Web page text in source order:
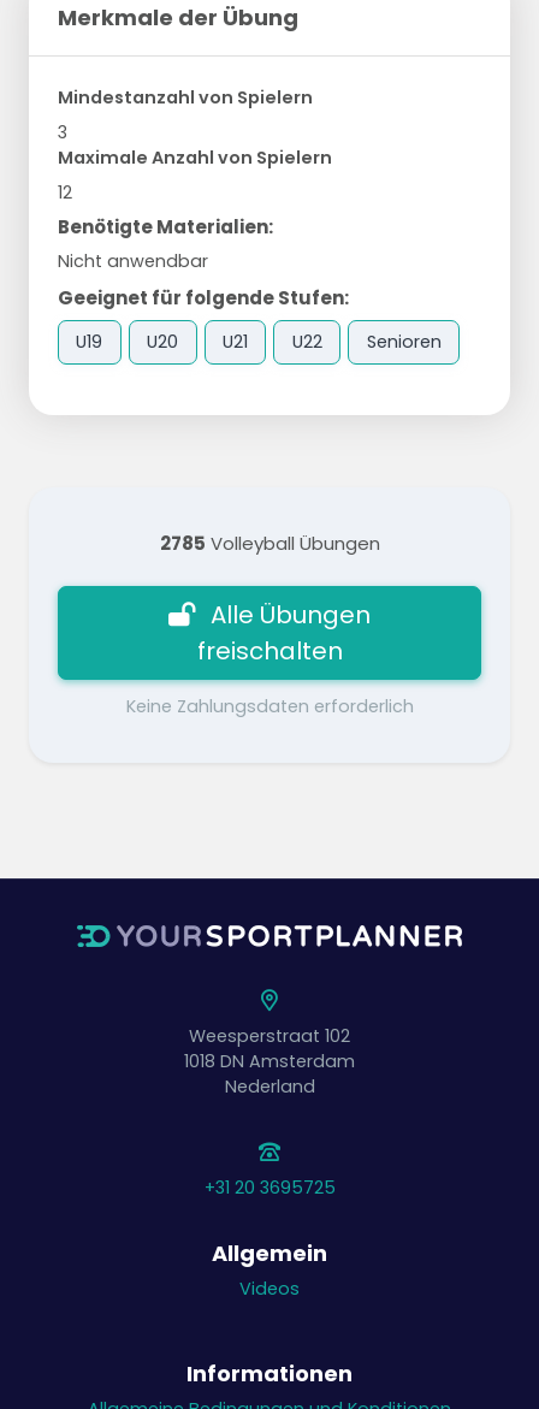
Merkmale der Übung
Mindestanzahl von Spielern
3
Maximale Anzahl von Spielern
12
Benötigte Materialien:
Nicht anwendbar
Geeignet für folgende Stufen:
U19 U20 U21 U22 Senioren
2785 Volleyball Übungen
Alle Übungen
freischalten
Keine Zahlungsdaten erforderlich
Weesperstraat 102
1018 DN Amsterdam
Nederland
+31 20 3695725
Allgemein
Videos
Informationen